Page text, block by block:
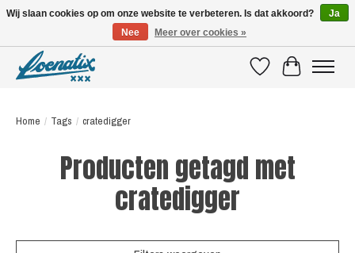
VerlanglijstWinkelwagen
Home / Tags / cratedigger
Producten getagd met
cratedigger
Wij slaan cookies op om onze website te verbeteren. Is dat akkoord?
Ja
Nee
Meer over cookies »